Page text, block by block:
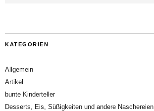
KATEGORIEN
Allgemein
Artikel
bunte Kinderteller
Desserts, Eis, Süßigkeiten und andere Naschereien